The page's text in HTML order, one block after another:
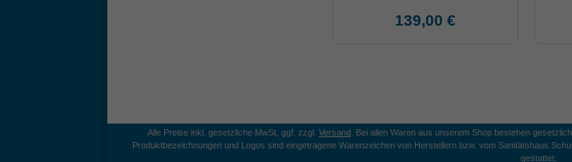
139,00 €
Alle Preise inkl. gesetzliche MwSt, ggf. zzgl. Versand . Bei allen Waren aus unserem Shop bestehen
Produktbezeichnungen und Logos sind eingetragene Warenzeichen von Herstellern bzw. vom Sanitätshaus
gestattet.